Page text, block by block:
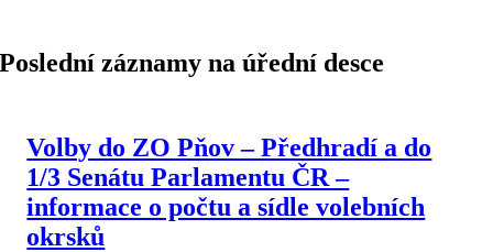
Poslední záznamy na úřední desce
Volby do ZO Pňov – Předhradí a do
1/3 Senátu Parlamentu ČR –
informace o počtu a sídle volebních
okrsků